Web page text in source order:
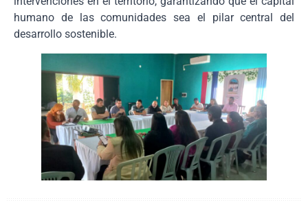
humano de las comunidades sea el pilar central del
desarrollo sostenible.